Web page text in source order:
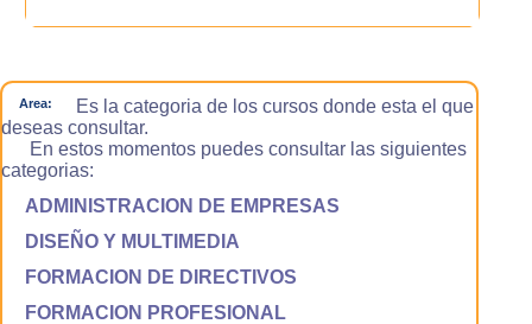
Area:
Es la categoria de los cursos donde esta el que
deseas consultar.
En estos momentos puedes consultar las siguientes
categorias:
ADMINISTRACION DE EMPRESAS
DISEÑO Y MULTIMEDIA
FORMACION DE DIRECTIVOS
FORMACION PROFESIONAL